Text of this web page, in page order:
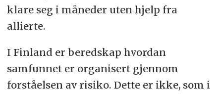
klare seg i måneder uten hjelp fra
allierte.
I Finland er beredskap hvordan
samfunnet er organisert gjennom
forståelsen av risiko. Dette er ikke, som i